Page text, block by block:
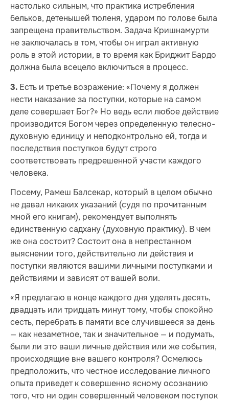
настолько сильным, что практика истребления
бельков, детенышей тюленя, ударом по голове была
запрещена правительством. Задача Кришнамурти
не заключалась в том, чтобы он играл активную
роль в этой истории, в то время как Бриджит Бардо
должна была всецело включиться в процесс.
3. Есть и третье возражение: «Почему я должен
нести наказание за поступки, которые на самом
деле совершает Бог?» Но ведь если любое действие
производится Богом через определенную телесно-
духовную единицу и неподконтрольно ей, тогда и
последствия поступков будут строго
соответствовать предрешенной участи каждого
человека.
Посему, Рамеш Балсекар, который в целом обычно
не давал никаких указаний (судя по прочитанным
мной его книгам), рекомендует выполнять
единственную садхану (духовную практику). В чем
же она состоит? Состоит она в непрестанном
выяснении того, действительно ли действия и
поступки являются вашими личными поступками и
действиями и зависят от вашей воли.
«Я предлагаю в конце каждого дня уделять десять,
двадцать или тридцать минут тому, чтобы спокойно
сесть, перебрать в памяти все случившееся за день
— как незаметное, так и значительное — и подумать,
были ли это ваши личные действия или же события,
происходящие вне вашего контроля? Осмелюсь
предположить, что честное исследование личного
опыта приведет к совершенно ясному осознанию
того, что ни один совершенный человеком поступок